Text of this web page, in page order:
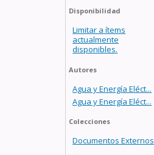
Disponibilidad
Limitar a ítems
actualmente
disponibles.
Autores
Agua y Energía Eléct...
Agua y Energía Eléct...
Colecciones
Documentos Externos